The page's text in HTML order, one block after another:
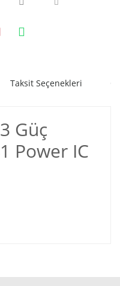
Taksit Seçenekleri
Güç
Power IC